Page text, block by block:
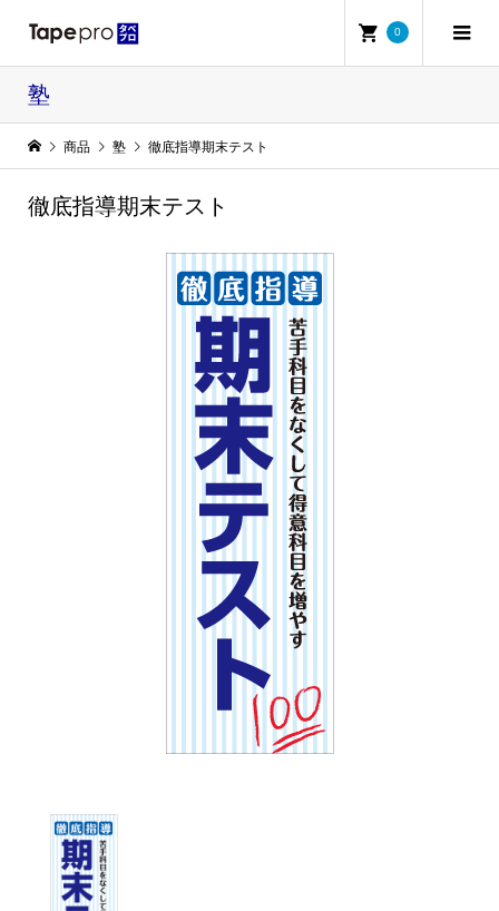
0
塾
商品 塾 徹底指導期末テスト
徹底指導期末テスト